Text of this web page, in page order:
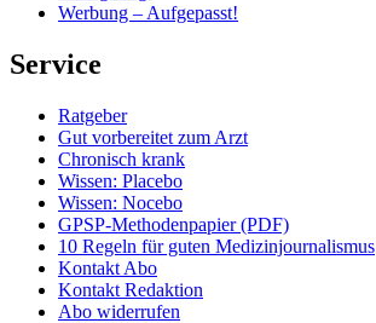
Werbung – Aufgepasst!
Service
Ratgeber
Gut vorbereitet zum Arzt
Chronisch krank
Wissen: Placebo
Wissen: Nocebo
GPSP-Methodenpapier (PDF)
10 Regeln für guten Medizinjournalismus
Kontakt Abo
Kontakt Redaktion
Abo widerrufen